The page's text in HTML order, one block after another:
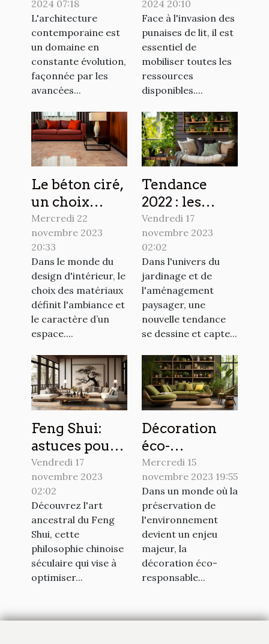
influence le
design
moderne des
maisons
2024 07:18
L'architecture
contemporaine est
un domaine en
constante évolution,
façonnée par les
avancées...
dans la lutte
contre les
punaises de
lit
2024 20:10
Face à l'invasion des
punaises de lit, il est
essentiel de
mobiliser toutes les
ressources
disponibles....
Le béton ciré,
un choix
audacieux
pour votre
intérieur
Mercredi 22
novembre 2023
20:33
Dans le monde du
design d'intérieur, le
choix des matériaux
définit l'ambiance et
le caractère d’un
espace....
Tendance
2022 : les
plantes
grimpantes
pour
sublimer
votre
extérieur
Vendredi 17
novembre 2023
02:02
Dans l'univers du
jardinage et de
l'aménagement
paysager, une
nouvelle tendance
se dessine et capte...
Feng Shui:
astuces pour
harmoniser
votre
intérieur
Vendredi 17
novembre 2023
02:02
Découvrez l'art
ancestral du Feng
Shui, cette
philosophie chinoise
séculaire qui vise à
optimiser...
Décoration
éco-
responsable,
la nouvelle
tendance
Mercredi 15
novembre 2023 19:55
Dans un monde où la
préservation de
l'environnement
devient un enjeu
majeur, la
décoration éco-
responsable...